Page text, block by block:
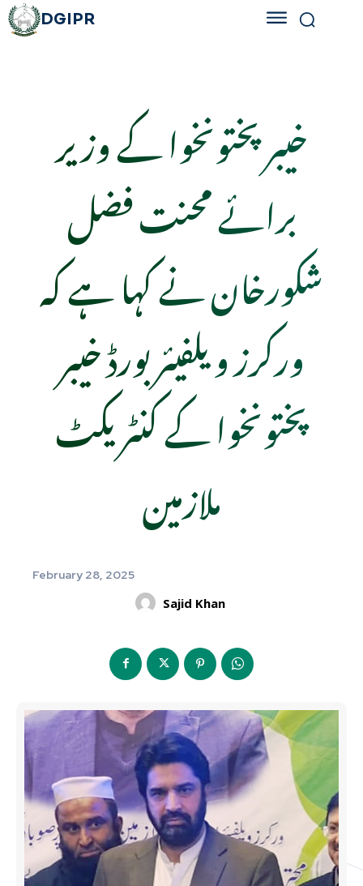
DGIPR
خیبر پختونخوا کے وزیر
برائے محنت فضل
شکورخان نے کہا ہے کہ
ورکرز ویلفیئر بورڈ خیبر
پختونخوا کے کنٹریکٹ
ملازمین
February 28, 2025
Sajid Khan